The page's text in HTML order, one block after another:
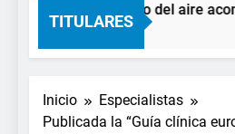
TITULARES
El impacto del aire
3 Días Atrás
Inicio
Especialistas
Publicada la “Guía clínica